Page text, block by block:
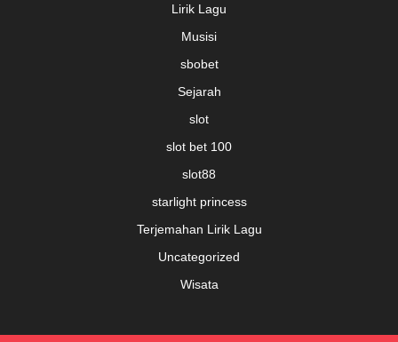
Lirik Lagu
Musisi
sbobet
Sejarah
slot
slot bet 100
slot88
starlight princess
Terjemahan Lirik Lagu
Uncategorized
Wisata